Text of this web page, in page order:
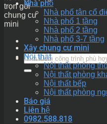
trọn gói
chung cư
mini
Nhà phố
Nhà phố tân cổ
Nhà phố 1 tầng
Nhà phố 2 tầng
Nhà phố 3-7 tầng
Xây chung cư mini
Nội thất
Nội thất phòng
Nội thất phòng
Nội thất bếp
Nội thất phòng
Báo giá
Liên hệ
0982.588.818